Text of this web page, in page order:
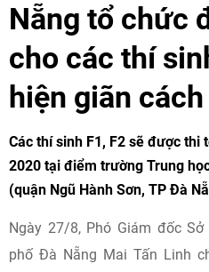
Nẵng tổ chức
cho các thí
hiện giãn
Các thí sinh F1, F2 sẽ được thi
2020 tại điểm trường Trung
(quận Ngũ Hành Sơn, TP Đà
Ngày 27/8, Phó Giám đốc
phố Đà Nẵng Mai Tấn Linh